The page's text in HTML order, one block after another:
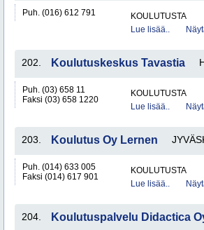
Puh. (016) 612 791
KOULUTUSTA
Lue lisää..
202. Koulutuskeskus Tavastia
Puh. (03) 658 11
Faksi (03) 658 1220
KOULUTUSTA
Lue lisää..
203. Koulutus Oy Lernen
Puh. (014) 633 005
Faksi (014) 617 901
KOULUTUSTA
Lue lisää..
204. Koulutuspalvelu Didactica